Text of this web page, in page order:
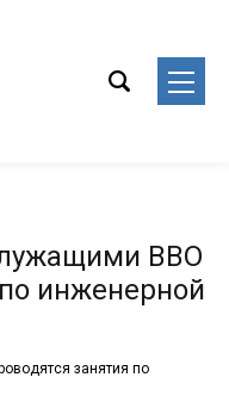
ВВО
инженерной